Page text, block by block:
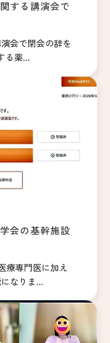
する講演会で
会で閉会の辞を
る薬...
会の基幹施設
療専門医に加え
なりま...